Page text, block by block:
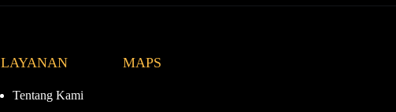
LAYANAN
Tentang Kami
MAPS